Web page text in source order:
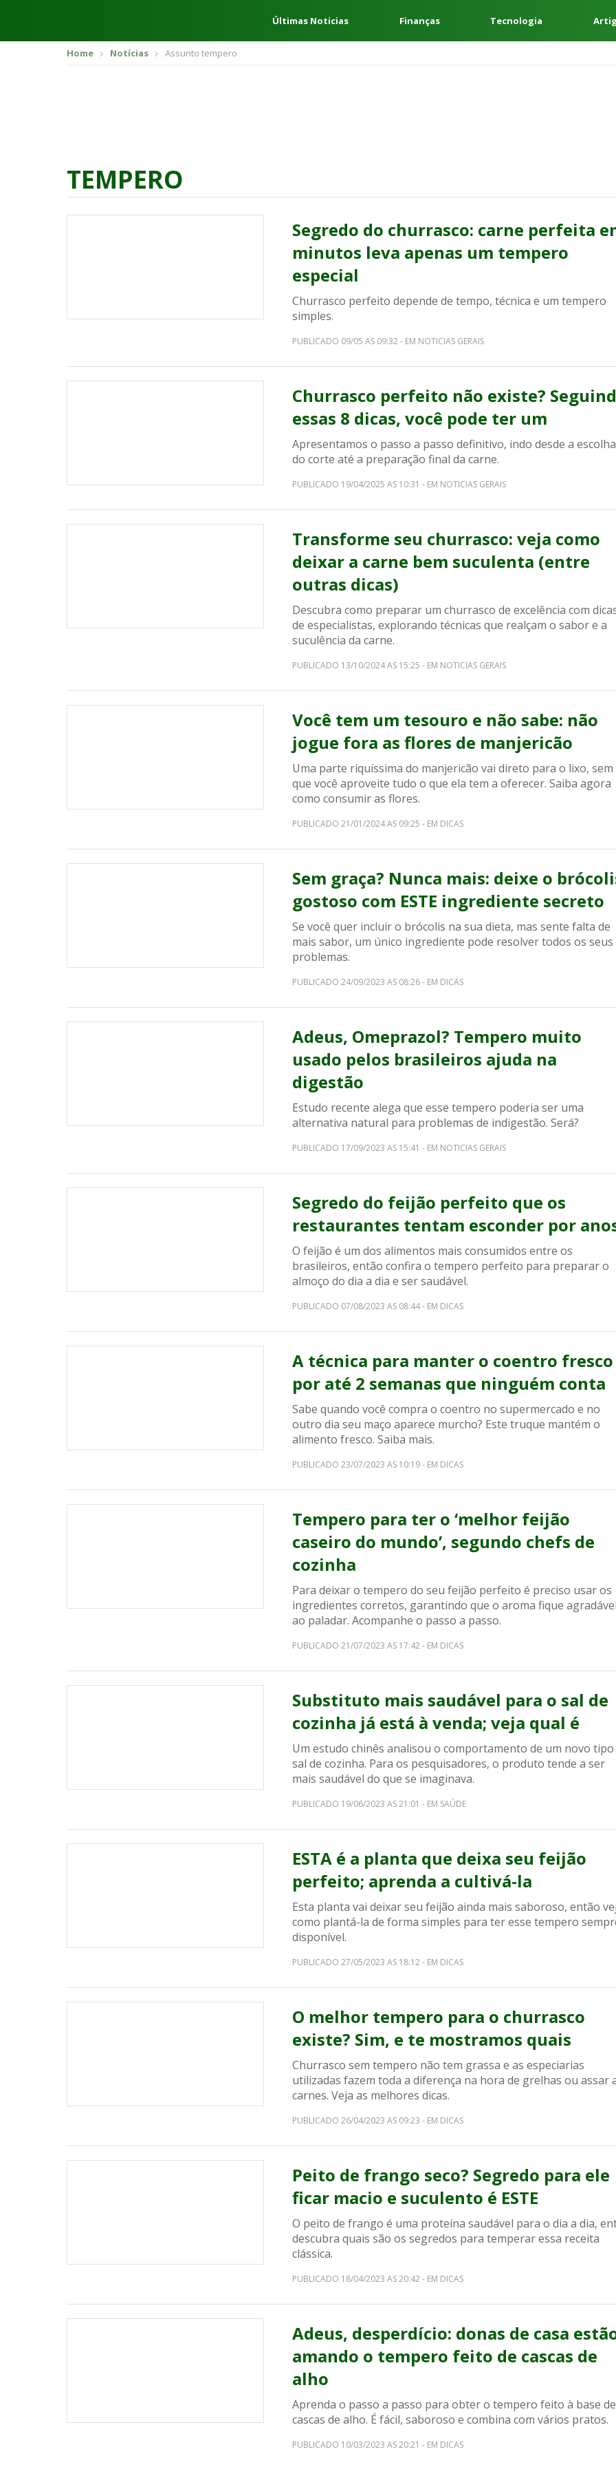
Últimas Noticias Finanças Tecnologia
Home Notícias Assunto tempero
TEMPERO
Segredo do churrasco: carne perfeita
minutos leva apenas um tempero
especial
Churrasco perfeito depende de tempo, técnica e um tempero
simples.
PUBLICADO 09/05 AS 09:32 - EM NOTICIAS GERAIS
Churrasco perfeito não existe?
essas 8 dicas, você pode ter um
Apresentamos o passo a passo definitivo, indo desde a escolha
do corte até a preparação final da carne.
PUBLICADO 19/04/2025 AS 10:31 - EM NOTICIAS GERAIS
Transforme seu churrasco: veja como
deixar a carne bem suculenta (entre
outras dicas)
Descubra como preparar um churrasco de excelência com
de especialistas, explorando técnicas que realçam o sabor e a
suculência da carne.
PUBLICADO 13/10/2024 AS 15:25 - EM NOTICIAS GERAIS
Você tem um tesouro e não sabe: não
jogue fora as flores de manjericão
Uma parte riquíssima do manjericão vai direto para o lixo, sem
que você aproveite tudo o que ela tem a oferecer. Saiba agora
como consumir as flores.
PUBLICADO 21/01/2024 AS 09:25 - EM DICAS
Sem graça? Nunca mais: deixe o
gostoso com ESTE ingrediente secreto
Se você quer incluir o brócolis na sua dieta, mas sente falta de
mais sabor, um único ingrediente pode resolver todos os seus
problemas.
PUBLICADO 24/09/2023 AS 08:26 - EM DICAS
Adeus, Omeprazol? Tempero muito
usado pelos brasileiros ajuda na
digestão
Estudo recente alega que esse tempero poderia ser uma
alternativa natural para problemas de indigestão. Será?
PUBLICADO 17/09/2023 AS 15:41 - EM NOTICIAS GERAIS
Segredo do feijão perfeito que os
restaurantes tentam esconder por
O feijão é um dos alimentos mais consumidos entre os
brasileiros, então confira o tempero perfeito para preparar o
almoço do dia a dia e ser saudável.
PUBLICADO 07/08/2023 AS 08:44 - EM DICAS
A técnica para manter o coentro fresco
por até 2 semanas que ninguém conta
Sabe quando você compra o coentro no supermercado e no
outro dia seu maço aparece murcho? Este truque mantém o
alimento fresco. Saiba mais.
PUBLICADO 23/07/2023 AS 10:19 - EM DICAS
Tempero para ter o ‘melhor feijão
caseiro do mundo’, segundo chefs de
cozinha
Para deixar o tempero do seu feijão perfeito é preciso usar os
ingredientes corretos, garantindo que o aroma fique agradável
ao paladar. Acompanhe o passo a passo.
PUBLICADO 21/07/2023 AS 17:42 - EM DICAS
Substituto mais saudável para o sal de
cozinha já está à venda; veja qual é
Um estudo chinês analisou o comportamento de um novo tipo
sal de cozinha. Para os pesquisadores, o produto tende a ser
mais saudável do que se imaginava.
PUBLICADO 19/06/2023 AS 21:01 - EM SAÚDE
ESTA é a planta que deixa seu feijão
perfeito; aprenda a cultivá-la
Esta planta vai deixar seu feijão ainda mais saboroso, então
como plantá-la de forma simples para ter esse tempero
disponível.
PUBLICADO 27/05/2023 AS 18:12 - EM DICAS
O melhor tempero para o churrasco
existe? Sim, e te mostramos quais
Churrasco sem tempero não tem grassa e as especiarias
utilizadas fazem toda a diferença na hora de grelhas ou assar
carnes. Veja as melhores dicas.
PUBLICADO 26/04/2023 AS 09:23 - EM DICAS
Peito de frango seco? Segredo para ele
ficar macio e suculento é ESTE
O peito de frango é uma proteína saudável para o dia a dia,
descubra quais são os segredos para temperar essa receita
clássica.
PUBLICADO 18/04/2023 AS 20:42 - EM DICAS
Adeus, desperdício: donas de casa
amando o tempero feito de cascas de
alho
Aprenda o passo a passo para obter o tempero feito à base de
cascas de alho. É fácil, saboroso e combina com vários pratos.
PUBLICADO 10/03/2023 AS 20:21 - EM DICAS